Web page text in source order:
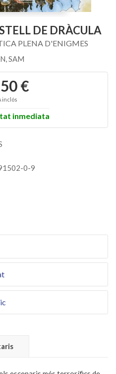
DE DRÀCULA
PLENA D'ENIGMES
SAM
€
inclós
inmediata
0-9